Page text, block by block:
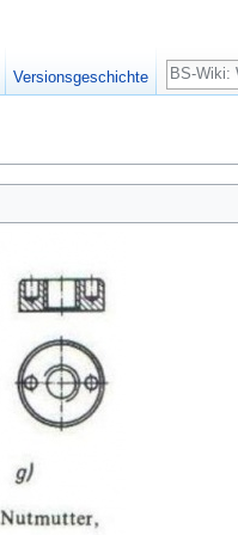
Versionsgeschichte
Suche